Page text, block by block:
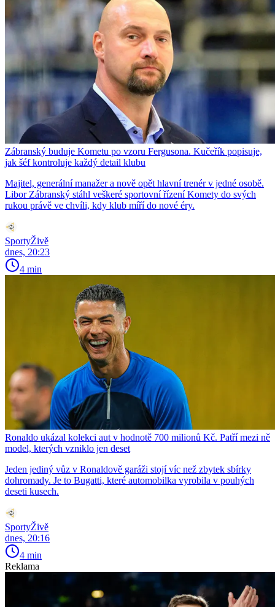
Zábranský buduje Kometu po vzoru Fergusona. Kučeřík popisuje,
jak šéf kontroluje každý detail klubu
Majitel, generální manažer a nově opět hlavní trenér v jedné osobě.
Libor Zábranský stáhl veškeré sportovní řízení Komety do svých
rukou právě ve chvíli, kdy klub míří do nové éry.
SportyŽivě
dnes, 20:23
4 min
Ronaldo ukázal kolekci aut v hodnotě 700 milionů Kč. Patří mezi ně
model, kterých vzniklo jen deset
Jeden jediný vůz v Ronaldově garáži stojí víc než zbytek sbírky
dohromady. Je to Bugatti, které automobilka vyrobila v pouhých
deseti kusech.
SportyŽivě
dnes, 20:16
4 min
Reklama